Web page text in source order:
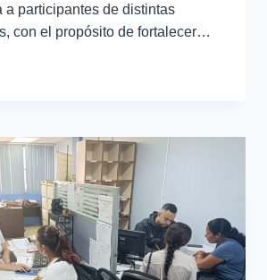
a participantes de distintas
con el propósito de fortalecer…